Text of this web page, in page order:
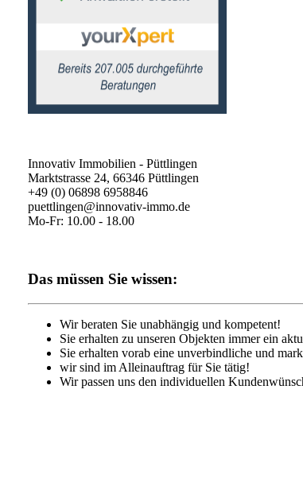
Innovativ Immobilien - Püttlingen
Marktstrasse 24, 66346 Püttlingen
+49 (0) 06898 6958846
puettlingen@innovativ-immo.de
Mo-Fr: 10.00 - 18.00
Das müssen Sie wissen:
Wir beraten Sie unabhängig und kompetent!
Sie erhalten zu unseren Objekten immer ein
Sie erhalten vorab eine unverbindliche und
wir sind im Alleinauftrag für Sie tätig!
Wir passen uns den individuellen